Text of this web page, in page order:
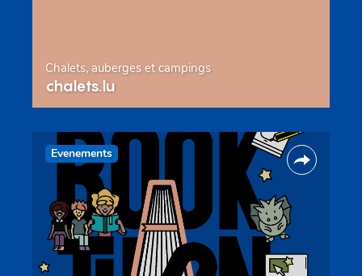
Chalets, auberges et campings
chalets.lu
Evenements